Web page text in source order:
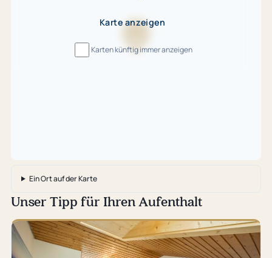
Karte anzeigen
Karten künftig immer anzeigen
wird
Ein Ort auf der Karte
Unser Tipp für Ihren Aufenthalt